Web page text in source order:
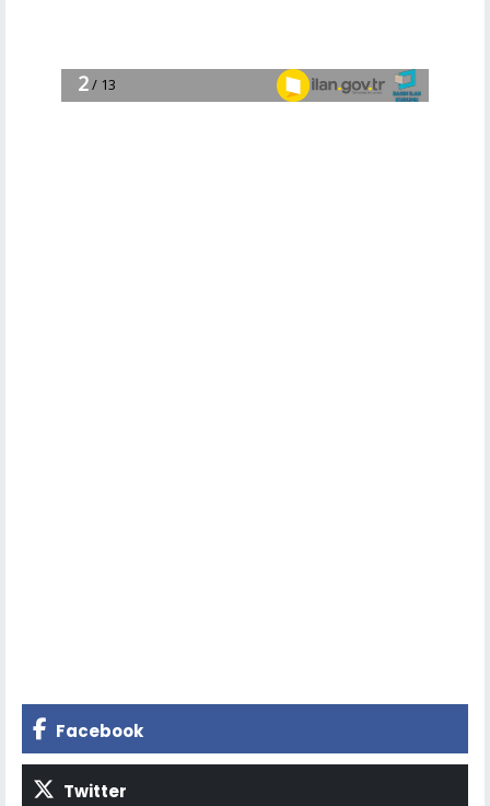
Facebook
Twitter